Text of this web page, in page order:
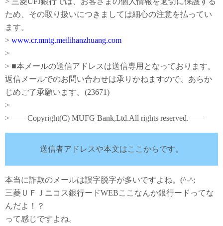
ため、その取り扱いにつきましては細心の注意を払ってい
ます。
> www.cr.mntg.meilihanzhuang.com
>
> ■本メールの送信アドレスは送信専用となっております。
返信メールでのお問い合わせは承りかねますので、あらか
じめご了承願います。(23671)
>
> ――Copyright(C) MUFG Bank,Ltd.All rights reserved.――
送信者アドレスや本文はここからです。
本当に詐欺のメールは誤字脱字が多いですよね。(^-^;
三菱ＵＦＪニコス銀行ードWEBここなんか銀行ードってな
んだよ！？
って感じですよね。